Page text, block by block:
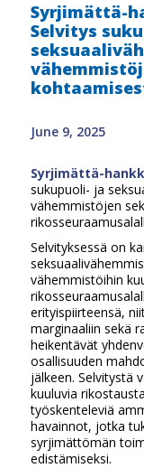
Syrjimättä-
Selvitys
June 9, 2025
Syrjimättä-
sukupuoli- ja
vähemmistöjen
Selvityksessä on
vähemmistöihin
erityispiirteensä,
marginaaliin sekä
heikentävät
osallisuuden
jälkeen. Selvitystä
kuuluvia
työskenteleviä
havainnot, jotka
syrjimättömän
edistämiseksi.